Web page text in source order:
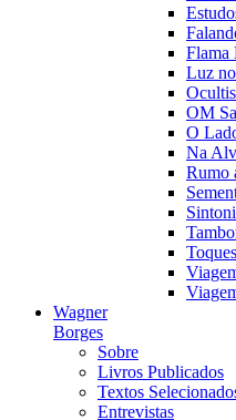
Flama
Luz
OM
O
Na
Rumo
Wagner
Borges
Sobre
Livros Publicados
Textos
Entrevistas